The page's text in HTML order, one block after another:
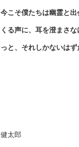
こそ僕たちは幽霊と出
る声に、耳を澄まさな
と、それしかないはず
太郎